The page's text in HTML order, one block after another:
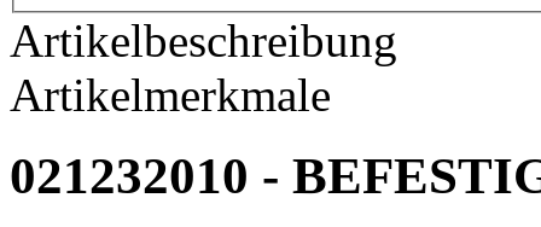
Artikelbeschreibung
Artikelmerkmale
021232010 -